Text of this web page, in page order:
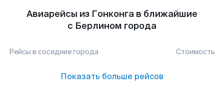
Авиарейсы из Гонконга в ближайшие
с Берлином города
Рейсы в соседние города Стоимость
Показать больше рейсов